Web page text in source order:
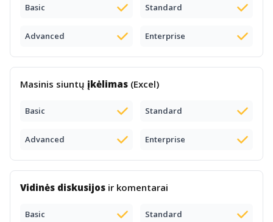
Basic Standard
Advanced Enterprise
Masinis siuntų įkėlimas (Excel)
Basic Standard
Advanced Enterprise
Vidinės diskusijos ir komentarai
Basic Standard